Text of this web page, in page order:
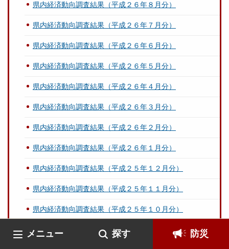
メニュー 探す 防災
県内経済動向調査結果（平成２６年８月分）
県内経済動向調査結果（平成２６年７月分）
県内経済動向調査結果（平成２６年６月分）
県内経済動向調査結果（平成２６年５月分）
県内経済動向調査結果（平成２６年４月分）
県内経済動向調査結果（平成２６年３月分）
県内経済動向調査結果（平成２６年２月分）
県内経済動向調査結果（平成２６年１月分）
県内経済動向調査結果（平成２５年１２月分）
県内経済動向調査結果（平成２５年１１月分）
県内経済動向調査結果（平成２５年１０月分）
県内経済動向調査結果（平成２５年９月分）